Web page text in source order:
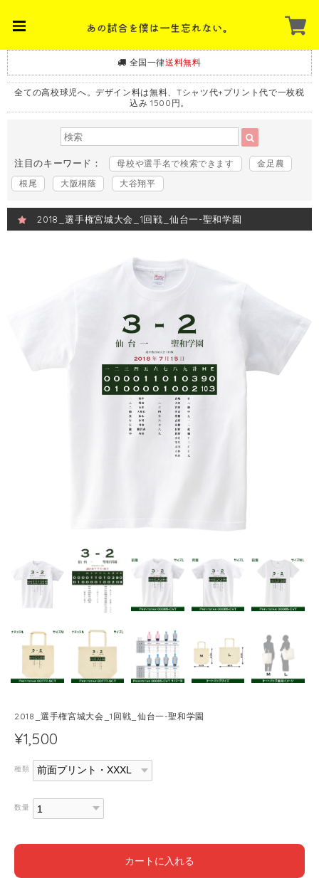
全国一律送料無料
全ての高校球児へ。デザイン料は無料、Tシャツ代+プリント代で一枚税
込み 1500円。
注目のキーワード： 母校や選手名で検索できます
金足農
根尾
大阪桐蔭 大谷翔平
2018_選手権宮城大会_1回戦_仙台一-聖和学園
2018_選手権宮城大会_1回戦_仙台一-聖和学園
¥1,500
種類
数量
カートに入れる